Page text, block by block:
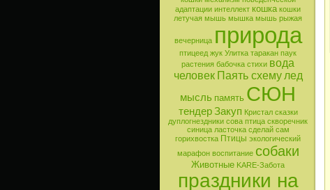
адаптации интеллект кошка кошки
летучая мышь мышка мышь рыжая
вечерница природа
птицеед жук Улитка таракан паук
растения бабочка стихи вода
человек Паять схему лед
мысль память СЮН
тендер Закуп Кристал сказки
дуплогнездники сова птица скворечник
синица ласточка сделай сам
горихвостка Птицы экологический
марафон воспитание собаки
Животные KARE-Забота
праздники на